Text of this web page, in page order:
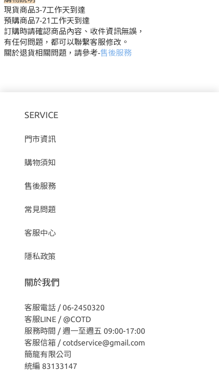
現貨商品3-7工作天到達
預購商品7-21工作天到達
訂購時請確認商品內容、收件資訊無誤，
有任何問題，都可以聯繫客服修改。
關於退貨相關問題，請參考-售後服務
SERVICE
門市資訊
購物須知
售後服務
常見問題
客服中心
隱私政策
關於我們
客服電話 / 06-2450320
客服LINE /@COTD
服務時間 / 週一至週五 09:00-17:00
客服信箱 / cotdservice@gmail.com
簡龍有限公司
統編 83133147